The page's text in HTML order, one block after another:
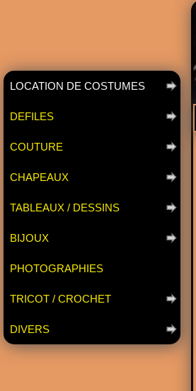
LOCATION DE COSTUMES
DEFILES
COUTURE
CHAPEAUX
TABLEAUX / DESSINS
BIJOUX
PHOTOGRAPHIES
TRICOT / CROCHET
DIVERS